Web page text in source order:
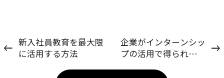
新入社員教育を最大限
に活用する方法
企業がインターンシッ
プの活用で得られるこ